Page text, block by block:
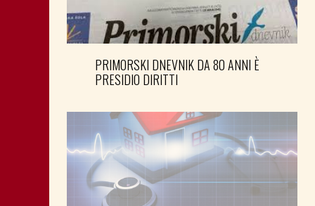
PRIMORSKI DNEVNIK DA 80 ANNI È
PRESIDIO DIRITTI